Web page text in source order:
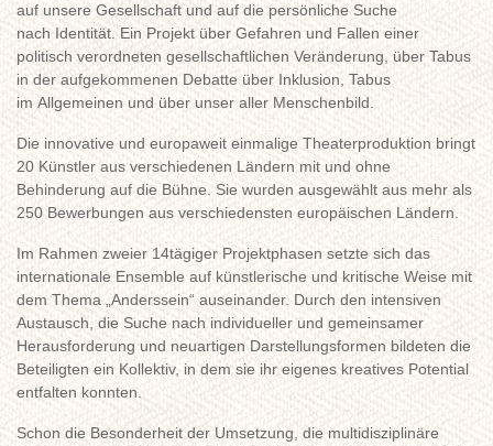
auf unsere Gesellschaft und auf die persönliche Suche
nach Identität. Ein Projekt über Gefahren und Fallen einer
politisch verordneten gesellschaftlichen Veränderung, über Tabus
in der aufgekommenen Debatte über Inklusion, Tabus
im Allgemeinen und über unser aller Menschenbild.
Die innovative und europaweit einmalige Theaterproduktion bringt
20 Künstler aus verschiedenen Ländern mit und ohne
Behinderung auf die Bühne. Sie wurden ausgewählt aus mehr als
250 Bewerbungen aus verschiedensten europäischen Ländern.
Im Rahmen zweier 14tägiger Projektphasen setzte sich das
internationale Ensemble auf künstlerische und kritische Weise mit
dem Thema „Anderssein“ auseinander. Durch den intensiven
Austausch, die Suche nach individueller und gemeinsamer
Herausforderung und neuartigen Darstellungsformen bildeten die
Beteiligten ein Kollektiv, in dem sie ihr eigenes kreatives Potential
entfalten konnten.
Schon die Besonderheit der Umsetzung, die multidisziplinäre